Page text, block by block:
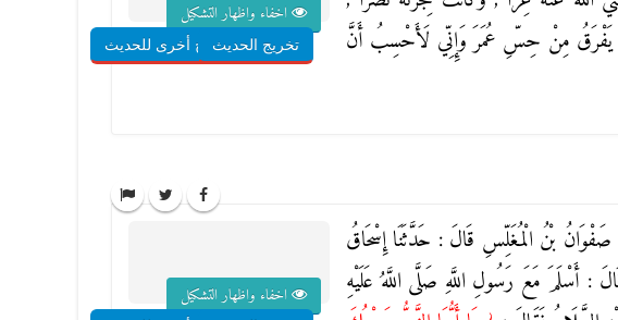
يَفْرَقُ مِنْ حِسِّ عُمَرَ وَإِنِّي لَأَحْسِبُ أَنَّ
اخفاء واظهار التشكيل
تخريج الحديثشروح أخرى للحديث
صَفْوَانُ بْنُ الْمُغَلِّسِ قَالَ : حَدَّثَنَاإِسْحَاقُ
: أَسْلَمَ مَعَ رَسُولِ اللَّهِ صَلَّى اللَّهُ عَلَيْهِ
اخفاء واظهار التشكيل